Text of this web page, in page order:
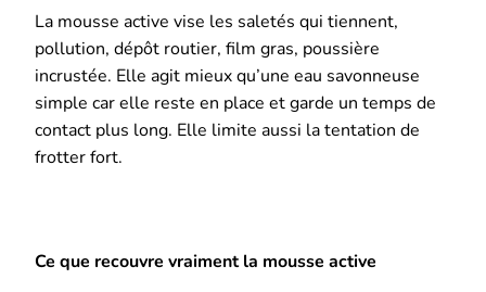
La mousse active vise les saletés qui tiennent,
pollution, dépôt routier, film gras, poussière
incrustée. Elle agit mieux qu’une eau savonneuse
simple car elle reste en place et garde un temps de
contact plus long. Elle limite aussi la tentation de
frotter fort.
Ce que recouvre vraiment la mousse active